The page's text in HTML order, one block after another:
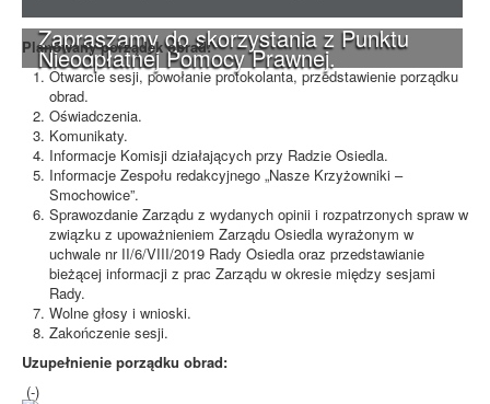
Zapraszamy do skorzystania z Punktu
Nieodpłatnej Pomocy Prawnej.
Planowany porządek obrad:
Otwarcie sesji, powołanie protokolanta, przedstawienie porządku
obrad.
Oświadczenia.
Komunikaty.
Informacje Komisji działających przy Radzie Osiedla.
Informacje Zespołu redakcyjnego „Nasze Krzyżowniki –
Smochowice”.
Sprawozdanie Zarządu z wydanych opinii i rozpatrzonych spraw w
związku z upoważnieniem Zarządu Osiedla wyrażonym w
uchwale nr II/6/VIII/2019 Rady Osiedla oraz przedstawianie
bieżącej informacji z prac Zarządu w okresie między sesjami
Rady.
Wolne głosy i wnioski.
Zakończenie sesji.
Uzupełnienie porządku obrad:
(-)